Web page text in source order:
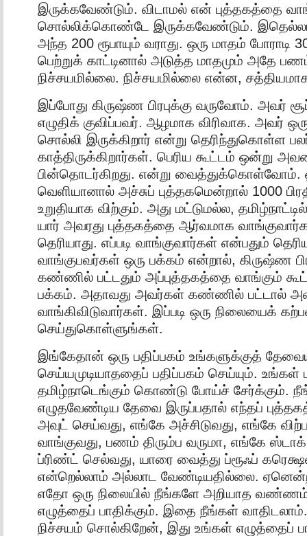
இருக்கவேண்டும். விடாமல் என் புத்தகத்தை
சொல்லிக்கொண்டே இருக்கவேண்டும்.
அந்த 200 ரூபாயும் வராது. ஒரு மாதம் போராடி
பெற்றுக் காட்டினால் அடுத்த மாதமும் அதே
நிச்சயமில்லை. நிச்சயமில்லை என்ன,
இப்போது கிருஷ்ண பிரபுக்கு வருவோம். அவர்
எழுதிக் குவிப்பவர். ஆழமாக விரிவாக. அவர்
சொல்லி இருக்கிறார் என்று தெரிந்துகொள்ள
காத்திருக்கிறார்கள். பெரிய கூட்டம் ஒன்று
பின்தொடர்கிறது. என்று வைத்துக்கொள்வோம்.
வெளியானால் அச்சுப் புத்தகமென்றால் 1000
உறுதியாக விற்கும். அது மட்டுமல்ல,
யார் அவரது புத்தகத்தை ஆர்வமாக
தெரியாது. எப்படி வாங்குவார்கள் என்பதும்
வாங்குபவர்கள் ஒரு பக்கம் என்றால், கிருஷ்ண
கண்ணில் பட்டதும் அப்புத்தகத்தை வாங்கும்
பக்கம். அதாவது அவர்கள் கண்ணில் பட்டால்
வாங்கிவிடுவார்கள். இப்படி ஒரு நிலையைக்
செய்துகொள்ளுங்கள்.
இங்கேதான் ஒரு பதிப்பகம் உங்களுக்குத்
செய்யமுடியாததைப் பதிப்பகம் செய்யும். உங்கள்
தமிழ்நாடெங்கும் கொண்டு போய்ச் சேர்க்கும்.
எழுதவேண்டிய தேவை இருப்பதால் எந்தப்
அவுட் செய்வது, எங்கே அச்சிடுவது, எங்கே
வாங்குவது, பணம் திரும்ப வருமா, எங்கே ஸ்டாக்
ப்ரிண்ட் செல்வது, யாரை வைத்து ப்ரூஃப்
என்றெல்லாம் அல்லாட வேண்டியதில்லை.
எதோ ஒரு நிலையில் நீங்களே அறியாத
எழுத்தைப் பாதிக்கும். இதை நீங்கள்
நிச்சயம் சொல்கிறேன், இது உங்கள் எழுத்தைப்